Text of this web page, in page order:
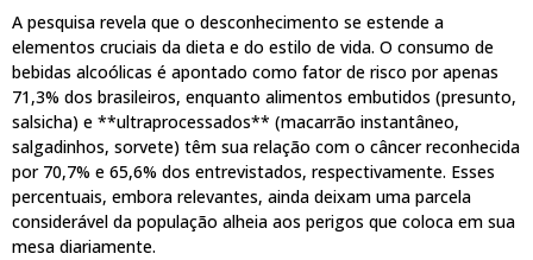
A pesquisa revela que o desconhecimento se estende a
elementos cruciais da dieta e do estilo de vida. O consumo de
bebidas alcoólicas é apontado como fator de risco por apenas
71,3% dos brasileiros, enquanto alimentos embutidos (presunto,
salsicha) e **ultraprocessados** (macarrão instantâneo,
salgadinhos, sorvete) têm sua relação com o câncer reconhecida
por 70,7% e 65,6% dos entrevistados, respectivamente. Esses
percentuais, embora relevantes, ainda deixam uma parcela
considerável da população alheia aos perigos que coloca em sua
mesa diariamente.